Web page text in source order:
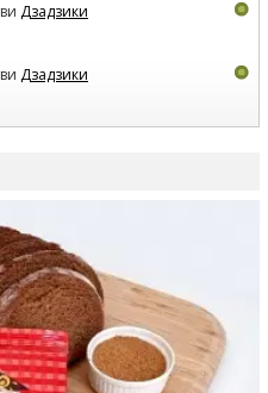
Дзадзики
Дзадзики